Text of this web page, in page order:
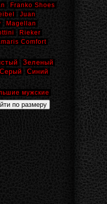
Franko Shoes
Juan
Magellan
Rieker
Comfort
Зеленый
Серый
Синий
мужские